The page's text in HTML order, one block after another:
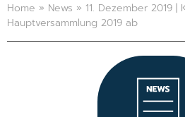
Home » News » 11. Dezember 2019
Hauptversammlung 2019 ab